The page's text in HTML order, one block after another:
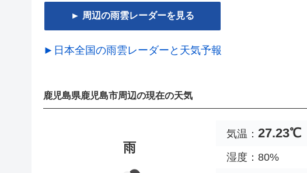
► 周辺の雨雲レーダーを見る
►日本全国の雨雲レーダーと天気予報
鹿児島県鹿児島市周辺の現在の天気
雨
気温： 27.23℃
湿度：80%